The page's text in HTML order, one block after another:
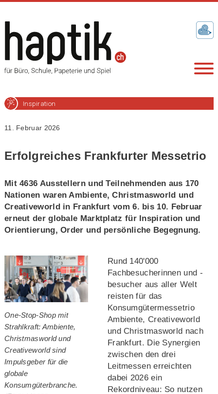
Inspiration
11. Februar 2026
Erfolgreiches Frankfurter Messetrio
Mit 4636 Ausstellern und Teilnehmenden aus 170
Nationen waren Ambiente, Christmasworld und
Creativeworld in Frankfurt vom 6. bis 10. Februar
erneut der globale Marktplatz für Inspiration und
Orientierung, Order und persönliche Begegnung.
One-Stop-Shop mit
Strahlkraft: Ambiente,
Christmasworld und
Creativeworld sind
Impulsgeber für die
globale
Konsumgüterbranche.
Rund 140'000
Fachbesucherinnen und -
besucher aus aller Welt
reisten für das
Konsumgütermessetrio
Ambiente, Creativeworld
und Christmasworld nach
Frankfurt. Die Synergien
zwischen den drei
Leitmessen erreichten
dabei 2026 ein
Rekordniveau: So nutzen